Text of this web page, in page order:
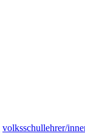
volksschullehrer/